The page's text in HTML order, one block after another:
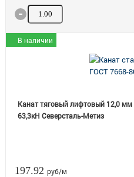
Количество товара
В наличии
Канат тяговый лифтовый 12,0 мм
63,3кН Северсталь-Метиз
197.92 руб/м